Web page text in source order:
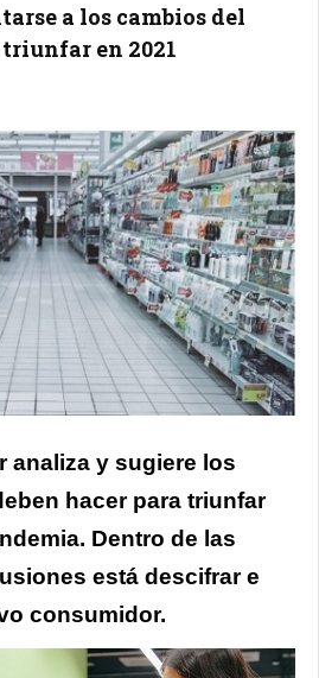
a los cambios del
en 2021
analiza y sugiere los
hacer para triunfar
Dentro de las
está descifrar e
consumidor.